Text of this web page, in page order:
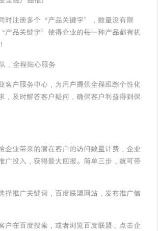
注册多个“产品关键字”，数量没有限
产品关键字”使得企业的每一种产品都有机
全程贴心服务
户服务中心，为用户提供全程跟踪个性化
，及时解答客户疑问，确保客户利益得到保
业带来的潜在客户的访问数量计费，企业
广投入，获得最大回报。简单三步，就可带
推广关键词，百度联盟网站，发布推广信
在百度搜索，或者浏览百度联盟，点击企